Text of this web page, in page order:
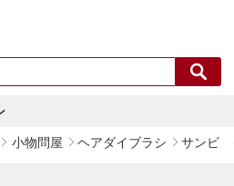
小物問屋 ヘアダイブラシ サンビ